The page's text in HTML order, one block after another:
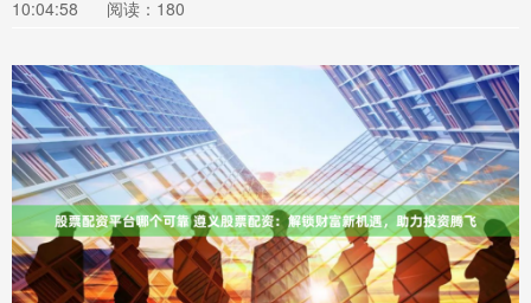
10:04:58
阅读：180